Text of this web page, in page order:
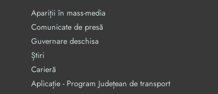
Apariții în mass-media
Comunicate de presă
Guvernare deschisa
Știri
Carieră
Aplicație - Program Județean de transport